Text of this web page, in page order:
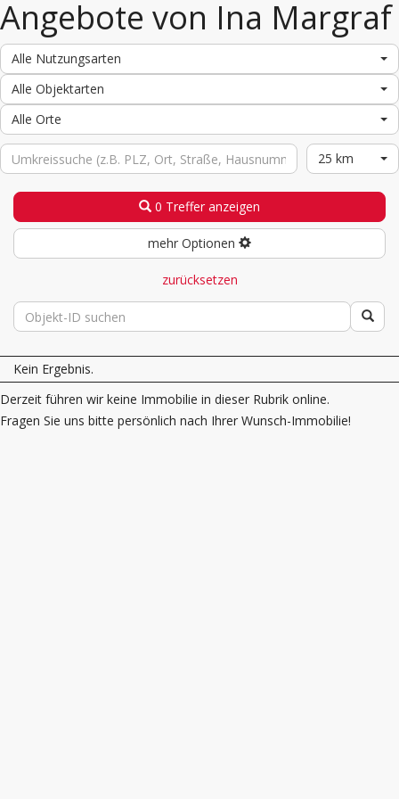
Angebote von Ina Margraf
Alle Nutzungsarten
Alle Objektarten
Alle Orte
25 km
0 Treffer anzeigen
mehr Optionen
zurücksetzen
Kein Ergebnis.
Derzeit führen wir keine Immobilie in dieser Rubrik online.
Fragen Sie uns bitte persönlich nach Ihrer Wunsch-Immobilie!